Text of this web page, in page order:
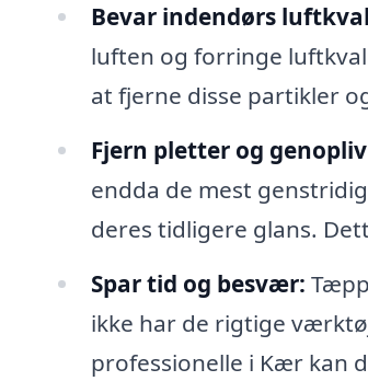
Bevar indendørs
luften og forringe
at fjerne disse partikler
Fjern pletter og
endda de mest
deres tidligere glans.
Spar tid og besvær:
ikke har de rigtige
professionelle i Kær kan